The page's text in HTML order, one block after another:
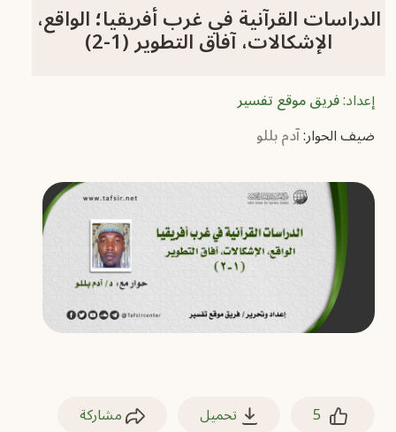
الدراسات القرآنية في غرب أفريقيا؛ الواقع،
الإشكالات، آفاق التطوير (1-2)
إعداد:فريق موقع تفسير
ضيف الحوار:آدم بللو
5 تحميل مشاركة